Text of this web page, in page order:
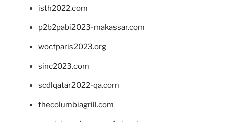
isth2022.com
p2b2pabi2023-makassar.com
wocfparis2023.org
sinc2023.com
scdlqatar2022-qa.com
thecolumbiagrill.com